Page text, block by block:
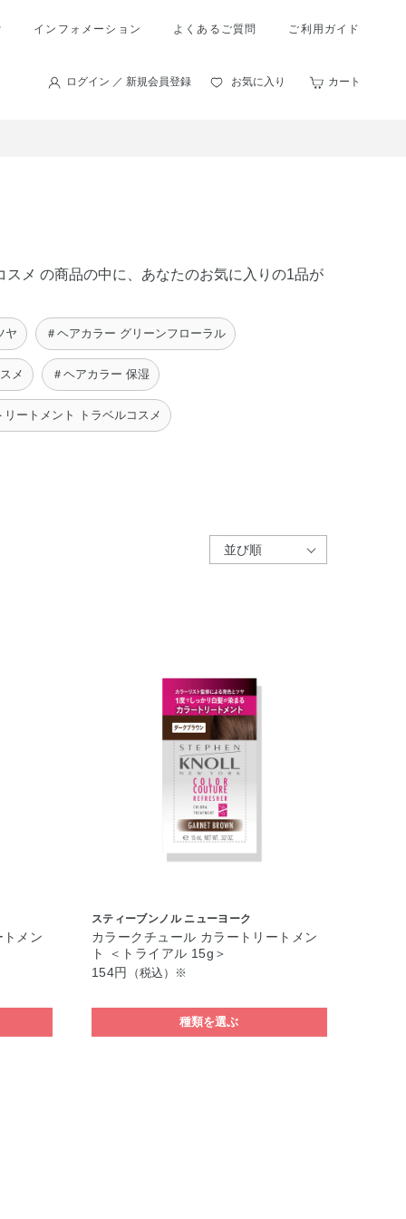
インフォメーション よくあるご質問 ご利用ガイド
ログイン ／ 新規会員登録 お気に入り カート
メ の商品の中に、あなたのお気に入りの1品が
ヤ ＃ヘアカラー グリーンフローラル
メ ＃ヘアカラー 保湿
リートメント トラベルコスメ
メン
スティーブンノル ニューヨーク
カラークチュール カラートリートメン
ト ＜トライアル 15g＞
154円
（税込）※
種類を選ぶ